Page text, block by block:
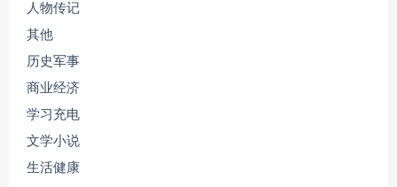
人物传记
其他
历史军事
商业经济
学习充电
文学小说
生活健康